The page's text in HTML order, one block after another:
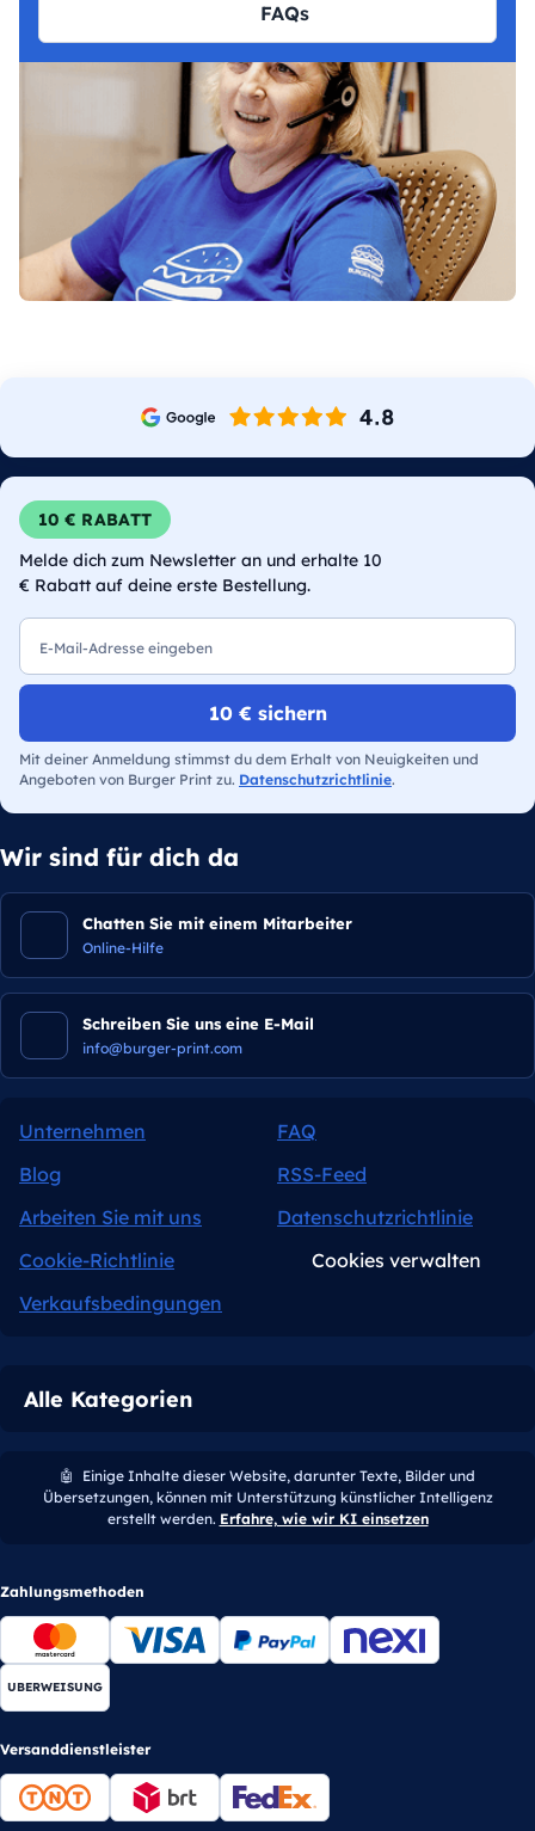
FAQs
10 € RABATT
Melde dich zum Newsletter an und erhalte 10
€ Rabatt auf deine erste Bestellung.
10 € sichern
Mit deiner Anmeldung stimmst du dem Erhalt von Neuigkeiten und
Angeboten von Burger Print zu. Datenschutzrichtlinie.
Wir sind für dich da
Chatten Sie mit einem Mitarbeiter
Online-Hilfe
Schreiben Sie uns eine E-Mail
info@burger-print.com
Unternehmen
FAQ
Blog
RSS-Feed
Arbeiten Sie mit uns
Datenschutzrichtlinie
Cookie-Richtlinie
Cookies verwalten
Verkaufsbedingungen
Alle Kategorien
🤖
Einige Inhalte dieser Website, darunter Texte, Bilder und
Übersetzungen, können mit Unterstützung künstlicher Intelligenz
erstellt werden. Erfahre, wie wir KI einsetzen
Zahlungsmethoden
UBERWEISUNG
Versanddienstleister